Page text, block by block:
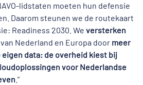
lidstaten moeten hun defensie
Daarom steunen we de routekaart
Readiness 2030. We versterken
van Nederland en Europa door meer
eigen data: de overheid kiest bij
voor Nederlandse
.”